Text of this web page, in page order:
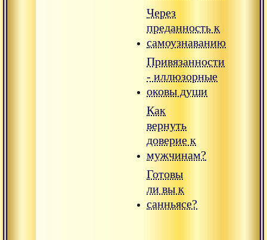
Через
преданность к
самоузнаванию
Привязанности
- иллюзорные
оковы души
Как
вернуть
доверие к
мужчинам?
Готовы
ли вы к
санньясе?